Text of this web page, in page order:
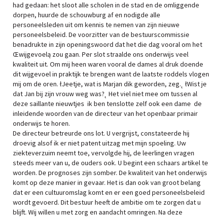
had gedaan: het sloot alle scholen in de stad en de omliggende
dorpen, huurde de schouwburg af en nodigde alle
personeelsleden uit om kennis te nemen van zijn nieuwe
personeelsbeleid. De voorzitter van de bestuurscommissie
benadrukte in zijn openingswoord dat het die dag vooral om het
Œwijgevoelą zou gaan. Per slot straalde ons onderwijs veel
kwaliteit uit. Om mij heen waren vooral de dames al druk doende
dit wijgevoel in praktijk te brengen want de laatste roddels vlogen
mij om de oren. łJeetje, wat is Marjan dik geworden, zeg.˛ łWist je
dat Jan bij zijn vrouw weg was?˛ Het viel niet mee om tussen al
deze saillante nieuwtjes ­ ik ben tenslotte zelf ook een dame ­ de
inleidende woorden van de directeur van het openbaar primair
onderwijs te horen.
De directeur betreurde ons lot. U vergrijst, constateerde hij
droevig alsof ik er niet patent uitzag met mijn spoeling. Uw
ziekteverzuim neemt toe, vervolgde hij, de leerlingen vragen
steeds meer van u, de ouders ook. U begint een schaars artikel te
worden. De prognoses zijn somber. De kwaliteit van het onderwijs
komt op deze manier in gevaar. Het is dan ook van groot belang
dat er een cultuuromslag komt en er een goed personeelsbeleid
wordt gevoerd. Dit bestuur heeft de ambitie om te zorgen dat u
blijft. Wij willen u met zorg en aandacht omringen. Na deze